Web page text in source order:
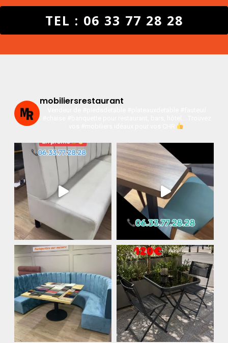
TEL : 06 33 77 28 28
mobiliersrestaurant